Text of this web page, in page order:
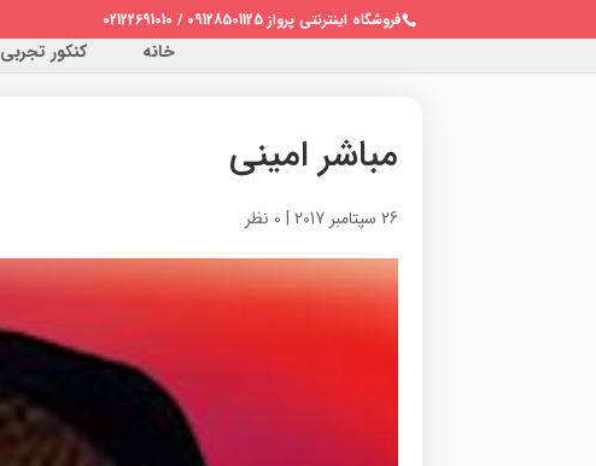
فروشگاه اینترنتی پرواز 09128501125 / 02122691010
خانه کنکور تجربی 1403
مباشر امینی
26 سپتامبر 2017 | 0 نظر